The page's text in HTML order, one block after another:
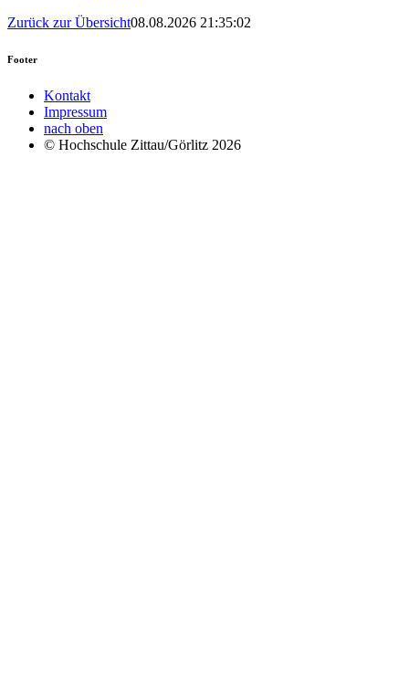
Zurück zur Übersicht08.08.2026 21:35:02
Footer
Kontakt
Impressum
nach oben
© Hochschule Zittau/Görlitz 2026